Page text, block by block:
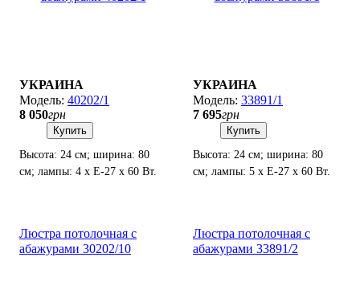
УКРАИНА
40202/1
8 050грн
Купить
Высота: 24 см; ширина: 80
см; лампы: 4 х Е-27 х 60 Вт.
УКРАИНА
33891/1
7 695грн
Купить
Высота: 24 см; ширина: 80
см; лампы: 5 х Е-27 х 60 Вт.
Люстра потолочная с
абажурами 30202/10
Люстра потолочная с
абажурами 33891/2